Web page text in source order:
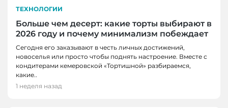
ТЕХНОЛОГИИ
Больше чем десерт: какие торты выбирают в
2026 году и почему минимализм побеждает
Сегодня его заказывают в честь личных достижений,
новоселья или просто чтобы поднять настроение. Вместе с
кондитерами кемеровской «Тортишной» разбираемся,
какие..
1 неделя назад